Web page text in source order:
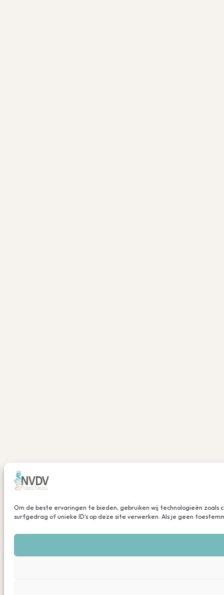
Om de beste ervaringen te bieden, gebruiken wij technologieën
surfgedrag of unieke ID's op deze site verwerken. Als je geen